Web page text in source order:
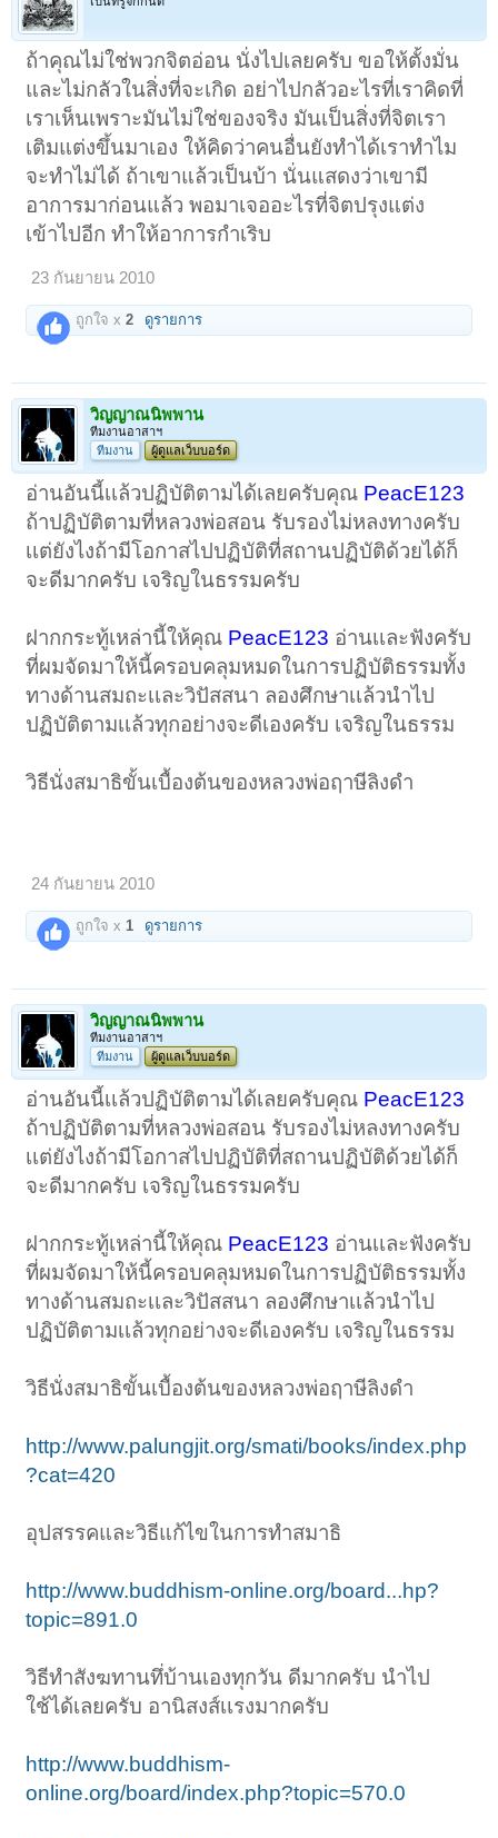
ถ้าคุณไม่ใช่พวกจิตอ่อน นั่งไปเลยครับ ขอให้ตั้งมั่น
และไม่กลัวในสิ่งที่จะเกิด อย่าไปกลัวอะไรที่เราคิดที่
เราเห็นเพราะมันไม่ใช่ของจริง มันเป็นสิ่งที่จิตเรา
เติมแต่งขึ้นมาเอง ให้คิดว่าคนอื่นยังทำได้เราทำไม
จะทำไม่ได้ ถ้าเขาแล้วเป็นบ้า นั่นแสดงว่าเขามี
อาการมาก่อนแล้ว พอมาเจออะไรที่จิตปรุงแต่ง
เข้าไปอีก ทำให้อาการกำเริบ
23 กันยายน 2010
ถูกใจ x2 ดูรายการ
วิญญาณนิพพาน
ทีมงานอาสาฯ
ทีมงาน
ผู้ดูแลเว็บบอร์ด
อ่านอันนี้เเล้วปฏิบัติตามได้เลยครับคุณ PeacE123
ถ้าปฏิบัติตามที่หลวงพ่อสอน รับรองไม่หลงทางครับ
เเต่ยังไงถ้ามีโอกาสไปปฏิบัติที่สถานปฏิบัติด้วยได้ก็
จะดีมากครับ เจริญในธรรมครับ
ฝากกระทู้เหล่านี้ให้คุณ PeacE123 อ่านเเละฟังครับ
ที่ผมจัดมาให้นี้ครอบคลุมหมดในการปฏิบัติธรรมทั้ง
ทางด้านสมถะเเละวิปัสสนา ลองศึกษาเเล้วนําไป
ปฏิบัติตามเเล้วทุกอย่างจะดีเองครับ เจริญในธรรม
วิธีนั่งสมาธิขั้นเบื้องต้นของหลวงพ่อฤาษีลิงดํา
24 กันยายน 2010
ถูกใจ x 1 ดูรายการ
วิญญาณนิพพาน
ทีมงานอาสาฯ
ทีมงาน
ผู้ดูแลเว็บบอร์ด
อ่านอันนี้เเล้วปฏิบัติตามได้เลยครับคุณ PeacE123
ถ้าปฏิบัติตามที่หลวงพ่อสอน รับรองไม่หลงทางครับ
เเต่ยังไงถ้ามีโอกาสไปปฏิบัติที่สถานปฏิบัติด้วยได้ก็
จะดีมากครับ เจริญในธรรมครับ
ฝากกระทู้เหล่านี้ให้คุณ PeacE123 อ่านเเละฟังครับ
ที่ผมจัดมาให้นี้ครอบคลุมหมดในการปฏิบัติธรรมทั้ง
ทางด้านสมถะเเละวิปัสสนา ลองศึกษาเเล้วนําไป
ปฏิบัติตามเเล้วทุกอย่างจะดีเองครับ เจริญในธรรม
วิธีนั่งสมาธิขั้นเบื้องต้นของหลวงพ่อฤาษีลิงดํา
http://www.palungjit.org/smati/books/index.php
?cat=420
อุปสรรคและวิธีแก้ไขในการทำสมาธิ
http://www.buddhism-online.org/board...hp?
topic=891.0
วิธีทําสังฆทานทึ่บ้านเองทุกวัน ดีมากครับ นําไป
ใช้ได้เลยครับ อานิสงส์เเรงมากครับ
http://www.buddhism-
online.org/board/index.php?topic=570.0